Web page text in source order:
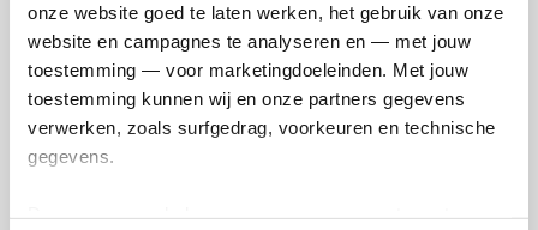
onze website goed te laten werken, het gebruik van onze
website en campagnes te analyseren en — met jouw
toestemming — voor marketingdoeleinden. Met jouw
toestemming kunnen wij en onze partners gegevens
verwerken, zoals surfgedrag, voorkeuren en technische
gegevens.